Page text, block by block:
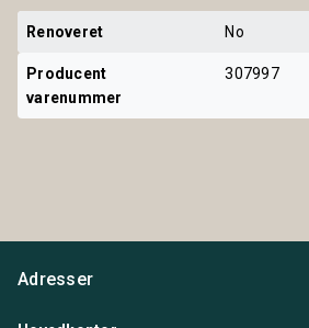
Renoveret No
Producent
varenummer
307997
Adresser